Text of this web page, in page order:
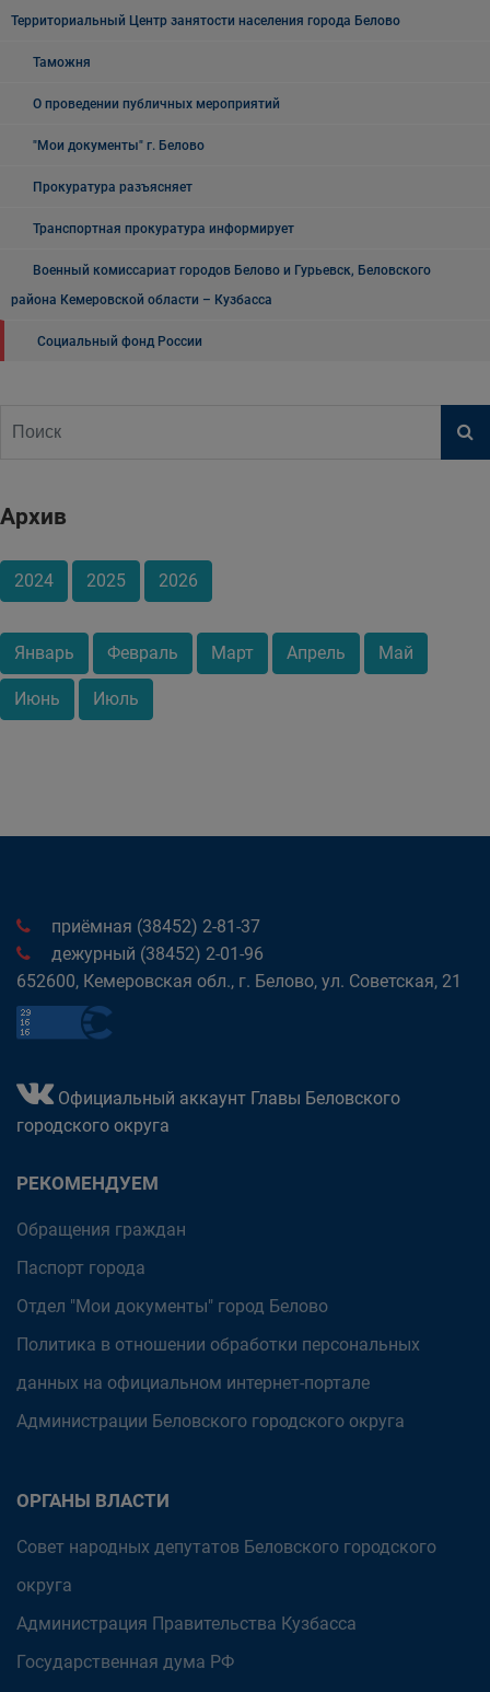
Территориальный Центр занятости населения города Белово
Таможня
О проведении публичных мероприятий
"Мои документы" г. Белово
Прокуратура разъясняет
Транспортная прокуратура информирует
Военный комиссариат городов Белово и Гурьевск, Беловского
района Кемеровской области – Кузбасса
Социальный фонд России
Архив
2024 2025 2026
Январь Февраль Март Апрель Май
Июнь Июль
приёмная (38452) 2-81-37
дежурный (38452) 2-01-96
652600, Кемеровская обл., г. Белово, ул. Советская, 21
Официальный аккаунт Главы Беловского
городского округа
РЕКОМЕНДУЕМ
Обращения граждан
Паспорт города
Отдел "Мои документы" город Белово
Политика в отношении обработки персональных
данных на официальном интернет-портале
Администрации Беловского городского округа
ОРГАНЫ ВЛАСТИ
Совет народных депутатов Беловского городского
округа
Администрация Правительства Кузбасса
Государственная дума РФ